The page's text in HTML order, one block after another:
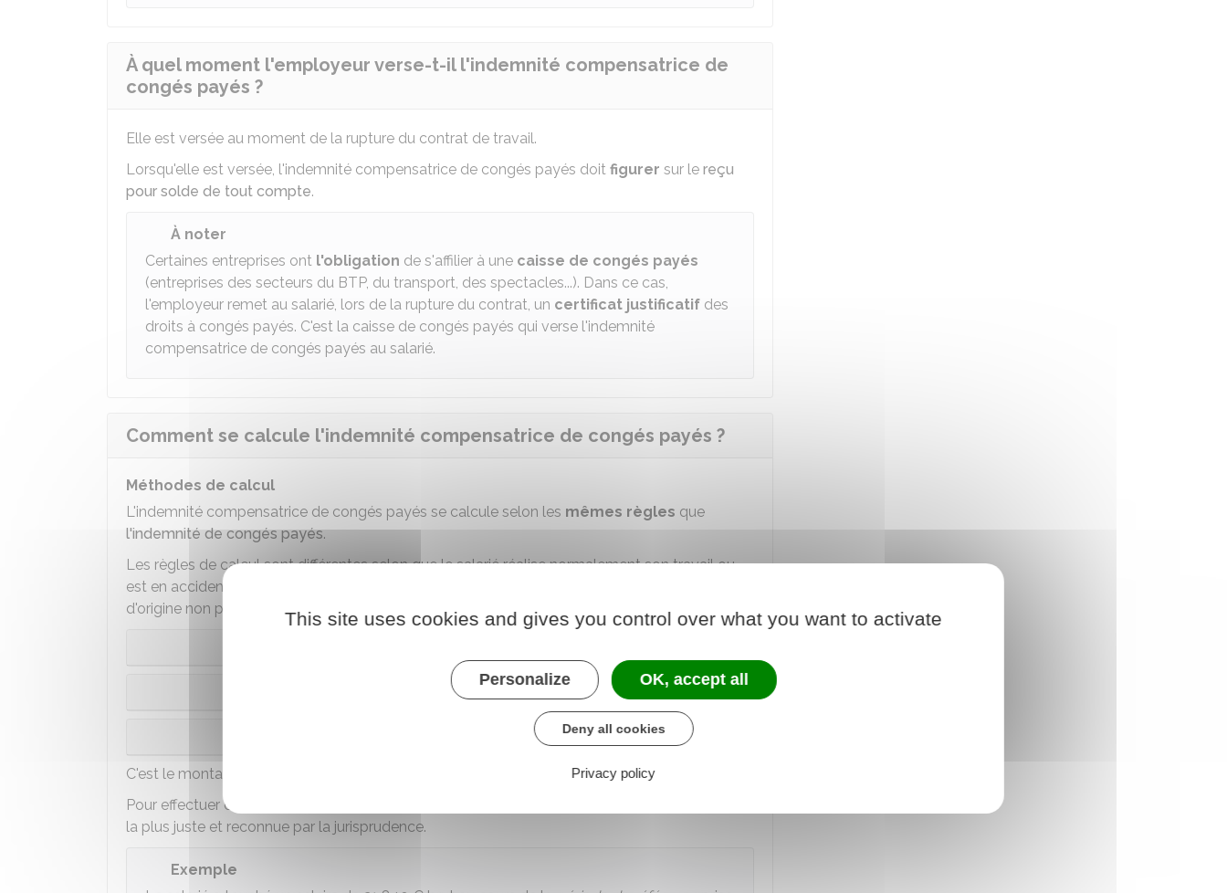
À quel moment l'employeur verse-t-il l'indemnité compensatrice de
congés payés ?
Elle est versée au moment de la rupture du contrat de travail.
Lorsqu'elle est versée, l'indemnité compensatrice de congés payés doit figurer sur le reçu
pour solde de tout compte.
À noter
Certaines entreprises ont l'obligation de s'affilier à une caisse de congés payés
(entreprises des secteurs du BTP, du transport, des spectacles...). Dans ce cas,
l'employeur remet au salarié, lors de la rupture du contrat, un certificat justificatif des
droits à congés payés. C'est la caisse de congés payés qui verse l'indemnité
compensatrice de congés payés au salarié.
Comment se calcule l'indemnité compensatrice de congés payés ?
Méthodes de calcul
L'indemnité compensatrice de congés payés se calcule selon les mêmes règles que
l'indemnité de congés payés.
Les règles de calcul sont différentes selon que le salarié réalise normalement son travail ou
est en accident du travail ou en maladie professionnelle ou est en maladie ou accident
d'origine non professionnelle.
Maladie ou accident d'origine non professionnelle
Accident du travail ou maladie professionnelle
C'est le montant le
Pour effectuer ce calcul, l'employeur peut tenir compte de
la plus juste et reconnue par la jurisprudence.
Exemple
This site uses cookies and gives you control over what you want to activate
Personalize OK, accept all
Deny all cookies
Privacy policy